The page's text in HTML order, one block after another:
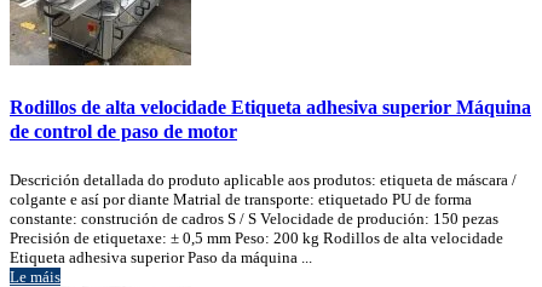
Rodillos de alta velocidade Etiqueta adhesiva superior Máquina
de control de paso de motor
Descrición detallada do produto aplicable aos produtos: etiqueta de máscara /
colgante e así por diante Matrial de transporte: etiquetado PU de forma
constante: construción de cadros S / S Velocidade de produción: 150 pezas
Precisión de etiquetaxe: ± 0,5 mm Peso: 200 kg Rodillos de alta velocidade
Etiqueta adhesiva superior Paso da máquina ...
Le máis